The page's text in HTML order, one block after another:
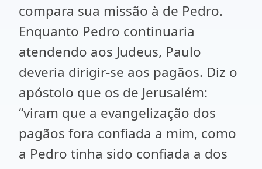
compara sua missão à de Pedro.
Enquanto Pedro continuaria
atendendo aos Judeus, Paulo
deveria dirigir-se aos pagãos. Diz o
apóstolo que os de Jerusalém:
“viram que a evangelização dos
pagãos fora confiada a mim, como
a Pedro tinha sido confiada a dos